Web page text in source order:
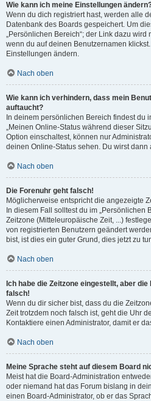
Wie kann ich meine Einstellungen
Wenn du dich registriert hast, werden alle
Datenbank des Boards gespeichert. Um
„Persönlichen Bereich“; der Link dazu
wenn du auf deinen Benutzernamen
Einstellungen ändern.
Nach oben
Wie kann ich verhindern, dass mein
auftaucht?
In deinem persönlichen Bereich findest du
„Meinen Online-Status während dieser
Option einschaltest, können nur
deinen Online-Status sehen. Du wirst
Nach oben
Die Forenuhr geht falsch!
Möglicherweise entspricht die angezeigte
In diesem Fall solltest du im „Persönlichen
Zeitzone (Mitteleuropäische Zeit, ...)
von registrierten Benutzern geändert
bist, ist dies ein guter Grund, dies jetzt zu
Nach oben
Ich habe die Zeitzone eingestellt, aber
falsch!
Wenn du dir sicher bist, dass du die
Zeit trotzdem noch falsch ist, geht die Uhr
Kontaktiere einen Administrator, damit er
Nach oben
Meine Sprache steht auf diesem Board
Meist hat die Board-Administration
oder niemand hat das Forum bislang in
einen Board-Administrator, ob er das